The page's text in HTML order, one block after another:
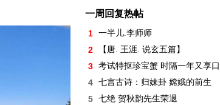
一周回复热帖
1 一半儿.李师师
2 【唐. 王涯. 说玄五篇】
3 考试特抠珍宝蟹 时隔一年又享口
4 七言古诗：归妹卦 嫦娥的前生
5 七绝 贺秋韵先生荣退